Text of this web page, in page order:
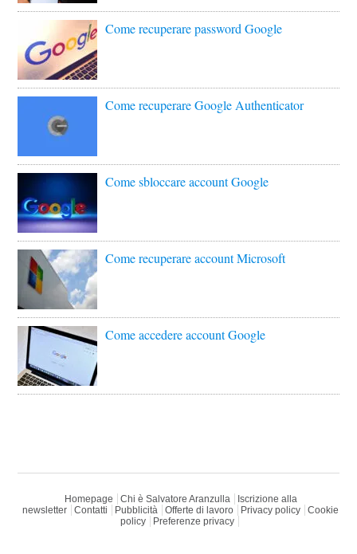
Come recuperare password Google
Come recuperare Google Authenticator
Come sbloccare account Google
Come recuperare account Microsoft
Come accedere account Google
Homepage Chi è Salvatore Aranzulla
Iscrizione alla
newsletter
Contatti Pubblicità Offerte di lavoro Privacy policy
Cookie
policy
Preferenze privacy